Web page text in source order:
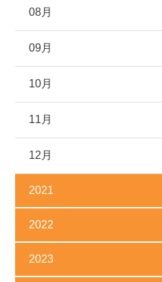
08月
09月
10月
11月
12月
2021
2022
2023